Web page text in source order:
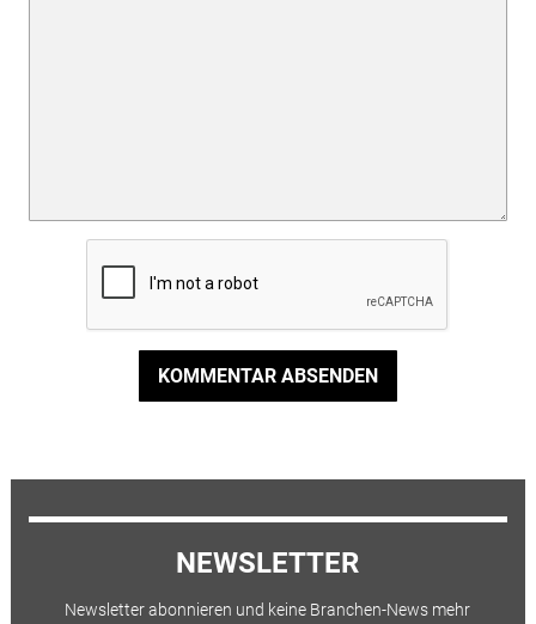
KOMMENTAR ABSENDEN
NEWSLETTER
Newsletter abonnieren und keine Branchen-News mehr